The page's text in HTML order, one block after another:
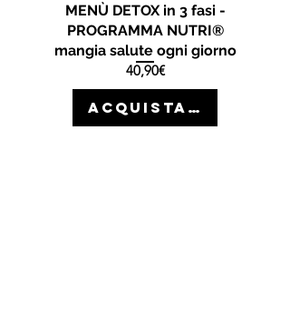
MENÙ DETOX in 3 fasi -
PROGRAMMA NUTRI®
mangia salute ogni giorno
40,90€Prezzo
ACQUISTA >>